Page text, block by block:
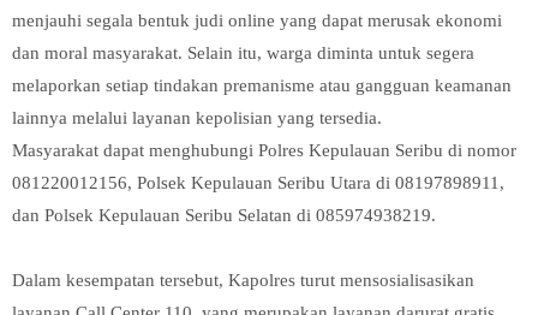
menjauhi segala bentuk judi online yang dapat merusak ekonomi
dan moral masyarakat. Selain itu, warga diminta untuk segera
melaporkan setiap tindakan premanisme atau gangguan keamanan
lainnya melalui layanan kepolisian yang tersedia.
Masyarakat dapat menghubungi Polres Kepulauan Seribu di nomor
081220012156, Polsek Kepulauan Seribu Utara di 08197898911,
dan Polsek Kepulauan Seribu Selatan di 085974938219.
Dalam kesempatan tersebut, Kapolres turut mensosialisasikan